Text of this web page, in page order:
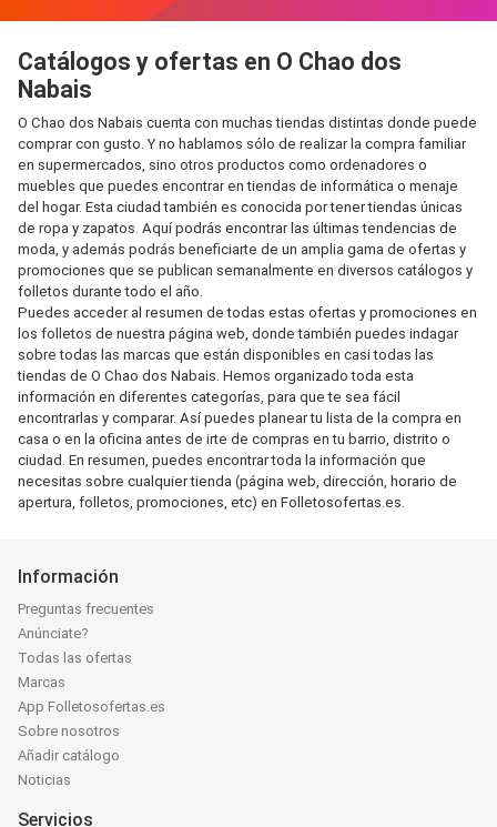
Catálogos y ofertas en O Chao dos
Nabais
O Chao dos Nabais cuenta con muchas tiendas distintas donde puede
comprar con gusto. Y no hablamos sólo de realizar la compra familiar
en supermercados, sino otros productos como ordenadores o
muebles que puedes encontrar en tiendas de informática o menaje
del hogar. Esta ciudad también es conocida por tener tiendas únicas
de ropa y zapatos. Aquí podrás encontrar las últimas tendencias de
moda, y además podrás beneficiarte de un amplia gama de ofertas y
promociones que se publican semanalmente en diversos catálogos y
folletos durante todo el año.
Puedes acceder al resumen de todas estas ofertas y promociones en
los folletos de nuestra página web, donde también puedes indagar
sobre todas las marcas que están disponibles en casi todas las
tiendas de O Chao dos Nabais. Hemos organizado toda esta
información en diferentes categorías, para que te sea fácil
encontrarlas y comparar. Así puedes planear tu lista de la compra en
casa o en la oficina antes de irte de compras en tu barrio, distrito o
ciudad. En resumen, puedes encontrar toda la información que
necesitas sobre cualquier tienda (página web, dirección, horario de
apertura, folletos, promociones, etc) en Folletosofertas.es.
Información
Preguntas frecuentes
Anúnciate?
Todas las ofertas
Marcas
App Folletosofertas.es
Sobre nosotros
Añadir catálogo
Noticias
Servicios